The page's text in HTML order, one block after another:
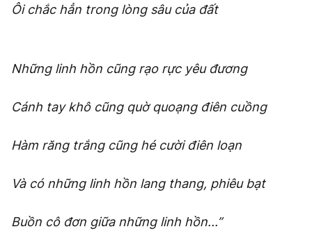
Ôi chắc hẳn trong lòng sâu của đất
Những linh hồn cũng rạo rực yêu đương
Cánh tay khô cũng quờ quoạng điên cuồng
Hàm răng trắng cũng hé cười điên loạn
Và có những linh hồn lang thang, phiêu bạt
Buồn cô đơn giữa những linh hồn...”